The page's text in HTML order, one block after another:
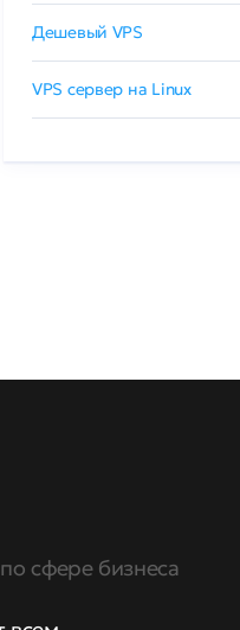
Дешевый VPS
VPS сервер на Linux
сфере бизнеса